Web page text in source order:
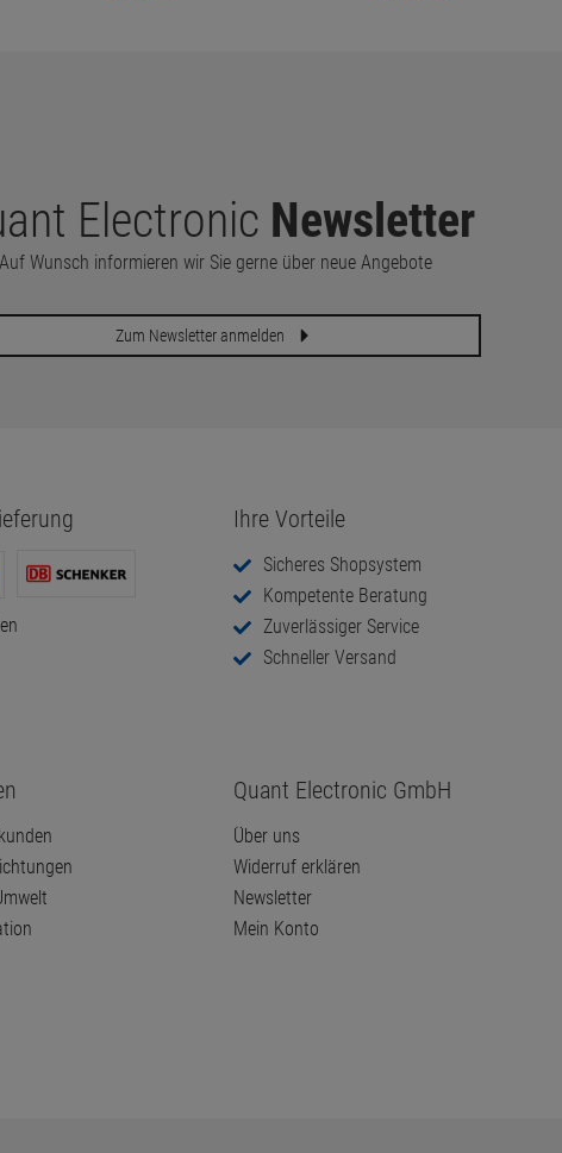
Electronic Newsletter
Auf Wunsch informieren wir Sie gerne über neue Angebote
Zum Newsletter anmelden
Ihre Vorteile
Sicheres Shopsystem
Kompetente Beratung
Zuverlässiger Service
Schneller Versand
Quant Electronic GmbH
Über uns
Widerruf erklären
Newsletter
Mein Konto